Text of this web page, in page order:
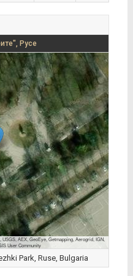
Русе
AEX, GeoEye, Getmapping, Aerogrid, IGN,
User Community
Park, Ruse, Bulgaria